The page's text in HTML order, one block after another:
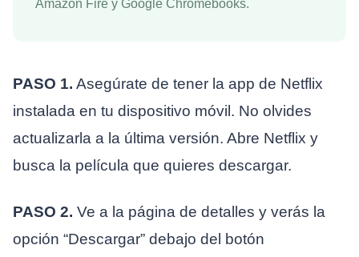
Amazon Fire y Google Chromebooks.
PASO 1. Asegúrate de tener la app de Netflix
instalada en tu dispositivo móvil. No olvides
actualizarla a la última versión. Abre Netflix y
busca la película que quieres descargar.
PASO 2. Ve a la página de detalles y verás la
opción “Descargar” debajo del botón